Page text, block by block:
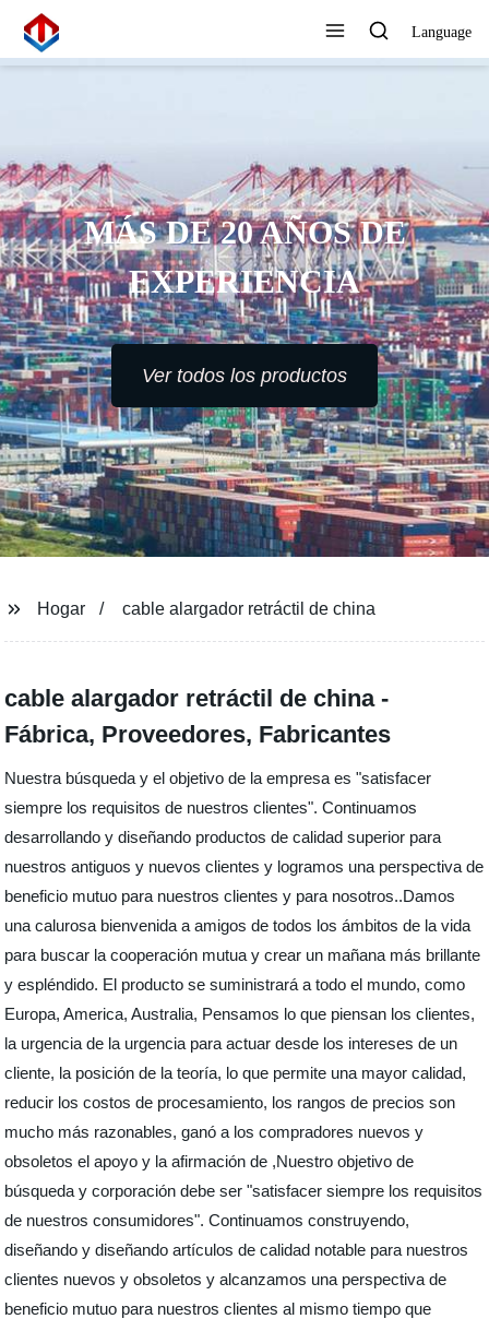
Language
MÁS DE 20 AÑOS DE
EXPERIENCIA
Ver todos los productos
Hogar cable alargador retráctil de china
cable alargador retráctil de china -
Fábrica, Proveedores, Fabricantes
Nuestra búsqueda y el objetivo de la empresa es "satisfacer
siempre los requisitos de nuestros clientes". Continuamos
desarrollando y diseñando productos de calidad superior para
nuestros antiguos y nuevos clientes y logramos una perspectiva de
beneficio mutuo para nuestros clientes y para nosotros..Damos
una calurosa bienvenida a amigos de todos los ámbitos de la vida
para buscar la cooperación mutua y crear un mañana más brillante
y espléndido. El producto se suministrará a todo el mundo, como
Europa, America, Australia, Pensamos lo que piensan los clientes,
la urgencia de la urgencia para actuar desde los intereses de un
cliente, la posición de la teoría, lo que permite una mayor calidad,
reducir los costos de procesamiento, los rangos de precios son
mucho más razonables, ganó a los compradores nuevos y
obsoletos el apoyo y la afirmación de ,Nuestro objetivo de
búsqueda y corporación debe ser "satisfacer siempre los requisitos
de nuestros consumidores". Continuamos construyendo,
diseñando y diseñando artículos de calidad notable para nuestros
clientes nuevos y obsoletos y alcanzamos una perspectiva de
beneficio mutuo para nuestros clientes al mismo tiempo que